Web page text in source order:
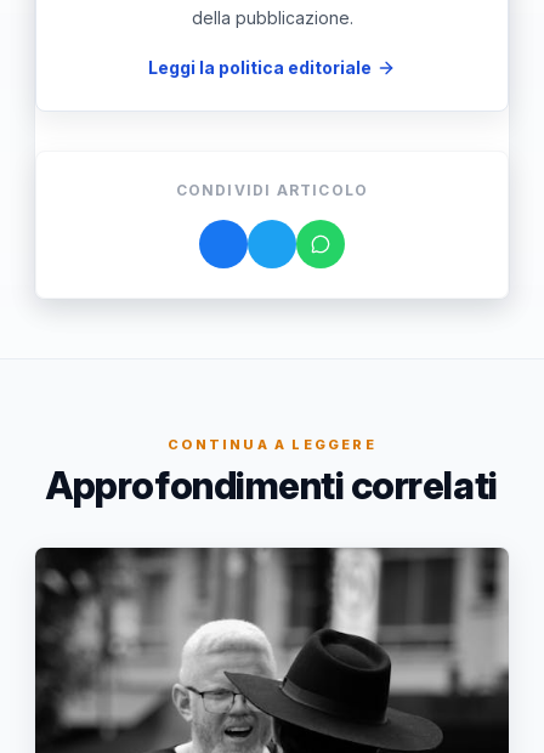
della pubblicazione.
Leggi la politica editoriale
CONDIVIDI ARTICOLO
CONTINUA A LEGGERE
Approfondimenti correlati